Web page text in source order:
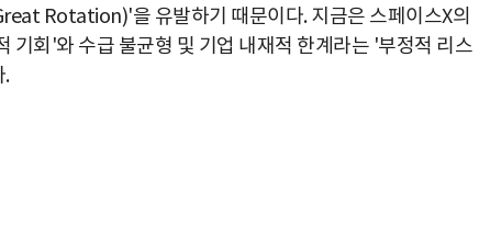
Rotation)'을 유발하기 때문이다. 지금은 스페이스X의
기회'와 수급 불균형 및 기업 내재적 한계라는 '부정적 리스
.